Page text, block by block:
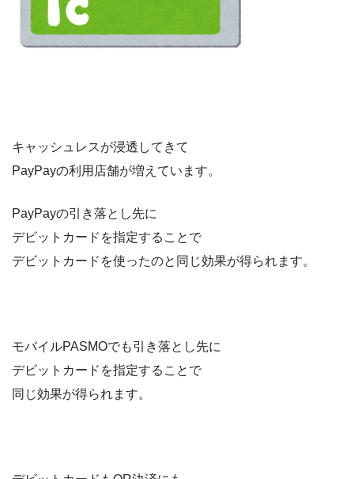
キャッシュレスが浸透してきて
PayPayの利用店舗が増えています。
PayPayの引き落とし先に
デビットカードを指定することで
デビットカードを使ったのと同じ効果が得られます。
モバイルPASMOでも引き落とし先に
デビットカードを指定することで
同じ効果が得られます。